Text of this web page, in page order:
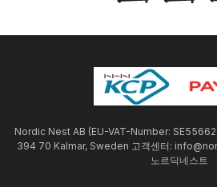
Nordic Nest AB (EU-VAT-Number:
394 70 Kalmar, Sweden 고객센터:
노르딕네스트